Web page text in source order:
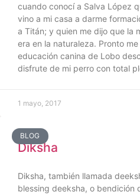
cuando conocí a Salva López
vino a mi casa a darme
a Titán; y quien me dijo que la
era en la naturaleza. Pronto
educación canina de Lobo
disfrute de mi perro con total
1 mayo, 2017
BLOG
Diksha
Diksha, también llamada
blessing deeksha, o bendición